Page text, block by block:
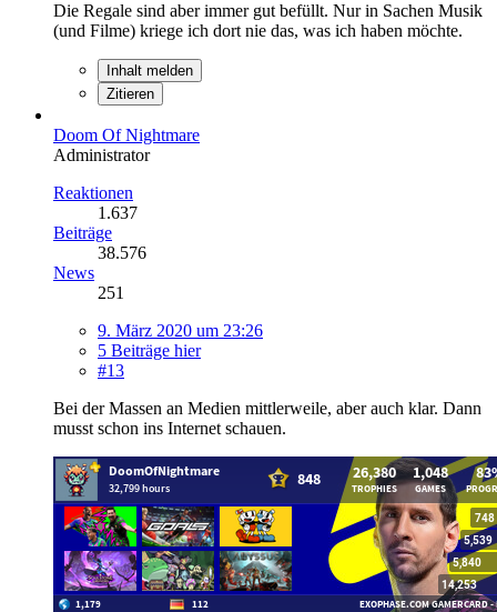
Die Regale sind aber immer gut befüllt. Nur in Sachen Musik
(und Filme) kriege ich dort nie das, was ich haben möchte.
Inhalt melden
Zitieren
Doom Of Nightmare
Administrator
Reaktionen
1.637
Beiträge
38.576
News
251
9. März 2020 um 23:26
5 Beiträge hier
#13
Bei der Massen an Medien mittlerweile, aber auch klar. Dann
musst schon ins Internet schauen.